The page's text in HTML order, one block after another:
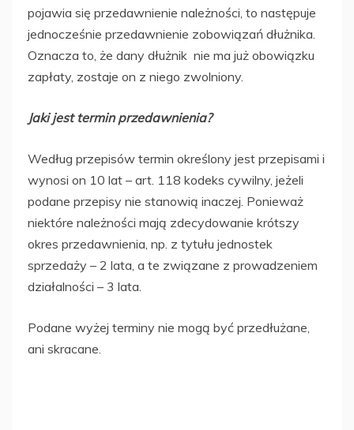
pojawia się przedawnienie należności, to następuje
jednocześnie przedawnienie zobowiązań dłużnika.
Oznacza to, że dany dłużnik nie ma już obowiązku
zapłaty, zostaje on z niego zwolniony.
Jaki jest termin przedawnienia?
Według przepisów termin określony jest przepisami i
wynosi on 10 lat – art. 118 kodeks cywilny, jeżeli
podane przepisy nie stanowią inaczej. Ponieważ
niektóre należności mają zdecydowanie krótszy
okres przedawnienia, np. z tytułu jednostek
sprzedaży – 2 lata, a te związane z prowadzeniem
działalności – 3 lata.
Podane wyżej terminy nie mogą być przedłużane,
ani skracane.